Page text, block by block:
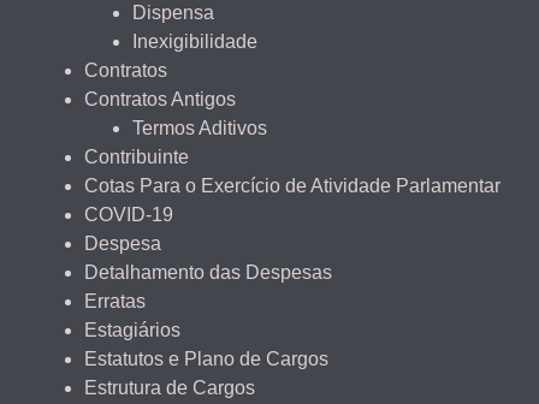
Dispensa
Inexigibilidade
Contratos
Contratos Antigos
Termos Aditivos
Contribuinte
Cotas Para o Exercício de Atividade Parlamentar
COVID-19
Despesa
Detalhamento das Despesas
Erratas
Estagiários
Estatutos e Plano de Cargos
Estrutura de Cargos